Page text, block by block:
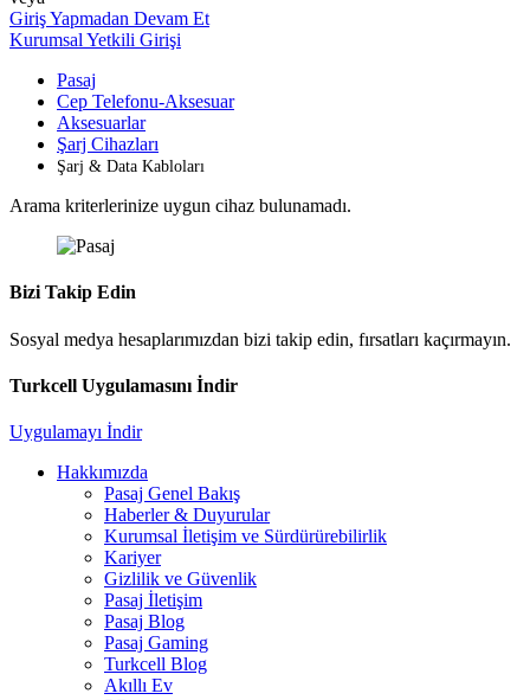
Giriş Yapmadan Devam Et
Kurumsal Yetkili Girişi
Pasaj
Cep Telefonu-Aksesuar
Aksesuarlar
Şarj Cihazları
Şarj & Data Kabloları
Arama kriterlerinize uygun cihaz bulunamadı.
Bizi Takip Edin
Sosyal medya hesaplarımızdan bizi takip edin, fırsatları kaçırmayın.
Turkcell Uygulamasını İndir
Uygulamayı İndir
Hakkımızda
Pasaj Genel Bakış
Haberler & Duyurular
Kurumsal İletişim ve Sürdürürebilirlik
Kariyer
Gizlilik ve Güvenlik
Pasaj İletişim
Pasaj Blog
Pasaj Gaming
Turkcell Blog
Akıllı Ev